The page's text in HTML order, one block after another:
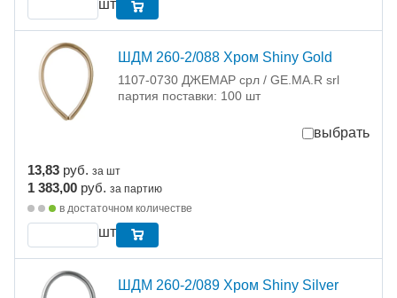
шт
ШДМ 260-2/088 Хром Shiny Gold
1107-0730 ДЖЕМАР срл / GE.MA.R srl
партия поставки: 100 шт
выбрать
13,83 руб. за шт
1 383,00 руб. за партию
в достаточном количестве
шт
ШДМ 260-2/089 Хром Shiny Silver